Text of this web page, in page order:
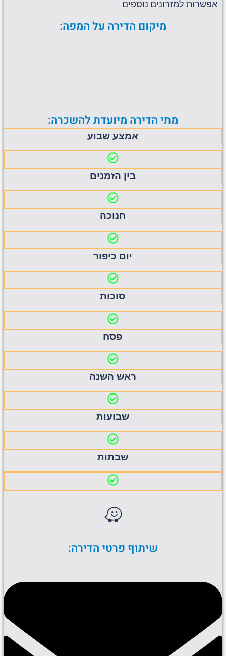
אפשרות למזרונים נוספים
מיקום הדירה על המפה:
מתי הדירה מיועדת להשכרה:
אמצע שבוע
בין הזמנים
חנוכה
יום כיפור
סוכות
פסח
ראש השנה
שבועות
שבתות
שיתוף פרטי הדירה: